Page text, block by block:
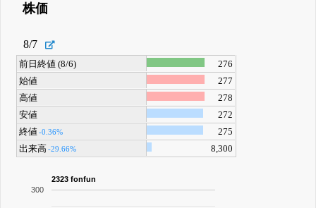
株価
8/7
前日終値 (8/6)
276
始値
277
高値
278
安値
272
終値-0.36%
275
出来高 -29.66% 8,300
2323 fonfun
300